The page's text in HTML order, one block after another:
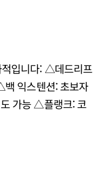
적입니다: △데드리프
익스텐션: 초보자
가능 △플랭크: 코